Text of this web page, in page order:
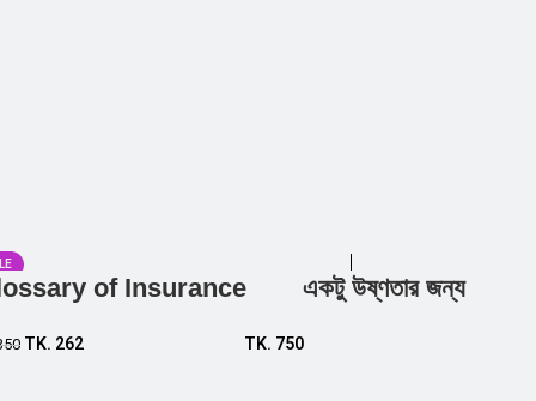
of Insurance
TK. 262
Add to cart
একটু উষ্ণতার জন্য
TK. 750